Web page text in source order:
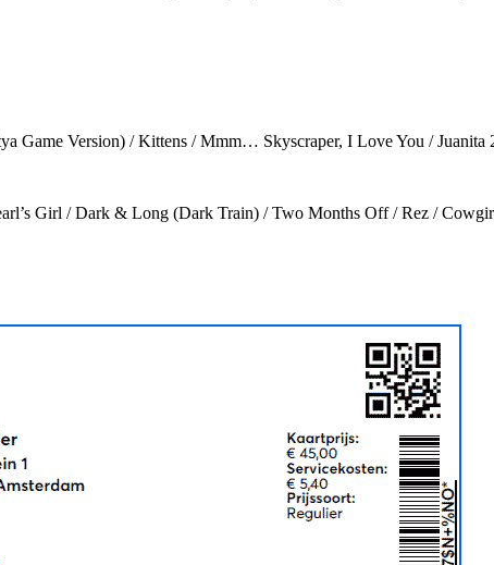
Game Version) / Kittens / Mmm… Skyscraper, I Love You / Juanita
Girl / Dark & Long (Dark Train) / Two Months Off / Rez /